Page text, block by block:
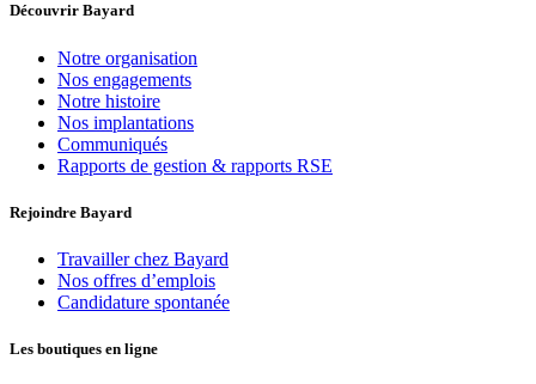
Découvrir Bayard
Notre organisation
Nos engagements
Notre histoire
Nos implantations
Communiqués
Rapports de gestion & rapports RSE
Rejoindre Bayard
Travailler chez Bayard
Nos offres d’emplois
Candidature spontanée
Les boutiques en ligne